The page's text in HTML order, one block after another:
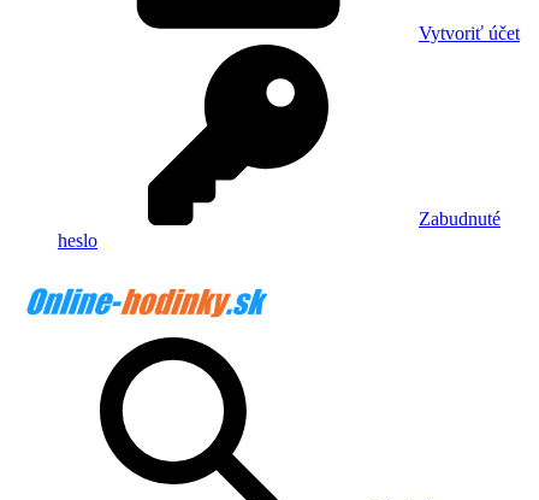
Vytvoriť účet
Zabudnuté
heslo